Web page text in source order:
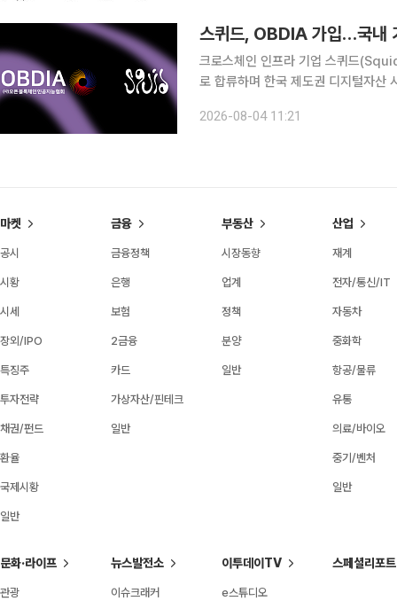
스퀴드, OBDIA 가입…국내
크로스체인 인프라 기업 스퀴드
로 합류하며 한국 제도권 디지털자산 시장 공략을 본격화
논의에 크로스체인 인프라 역량을 접
2026-08-04 11:21
마켓
공시
시황
시세
장외/IPO
특징주
투자전략
채권/펀드
환율
국제시황
일반
금융
금융정책
은행
보험
2금융
카드
가상자산/핀테크
일반
부동산
시장동향
업계
정책
분양
일반
산업
재계
전자/통신/IT
자동차
중화학
항공/물류
유통
의료/바이오
중기/벤처
일반
문화·라이프
관광
뉴스발전소
이슈크래커
이투데이TV
e스튜디오
스페셜리포트